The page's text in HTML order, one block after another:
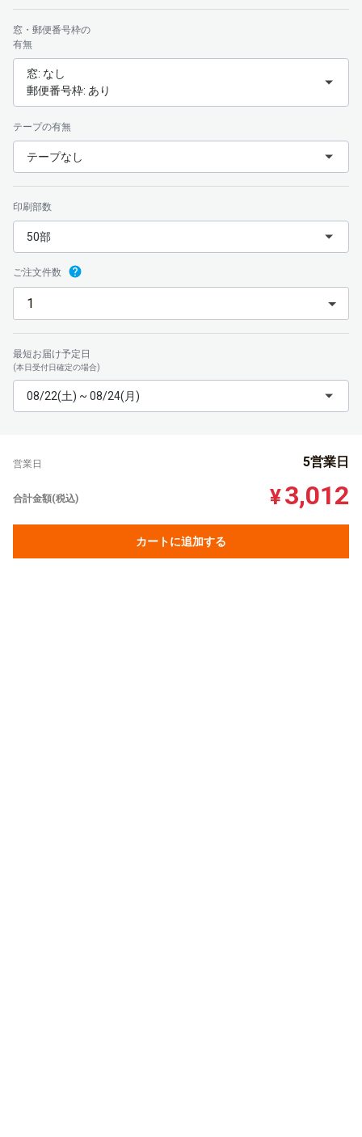
窓・郵便番号枠の
有無
窓: なし
郵便番号枠: あり
テープの有無
テープなし
印刷部数
50部
ご注文件数
最短お届け予定日
(本日受付日確定の場合)
08/22(土) ~ 08/24(月)
営業日 5営業日
合計金額(税込) ¥3,012
カートに追加する